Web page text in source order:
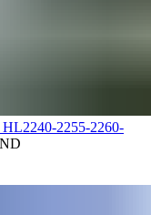
2255-2260-